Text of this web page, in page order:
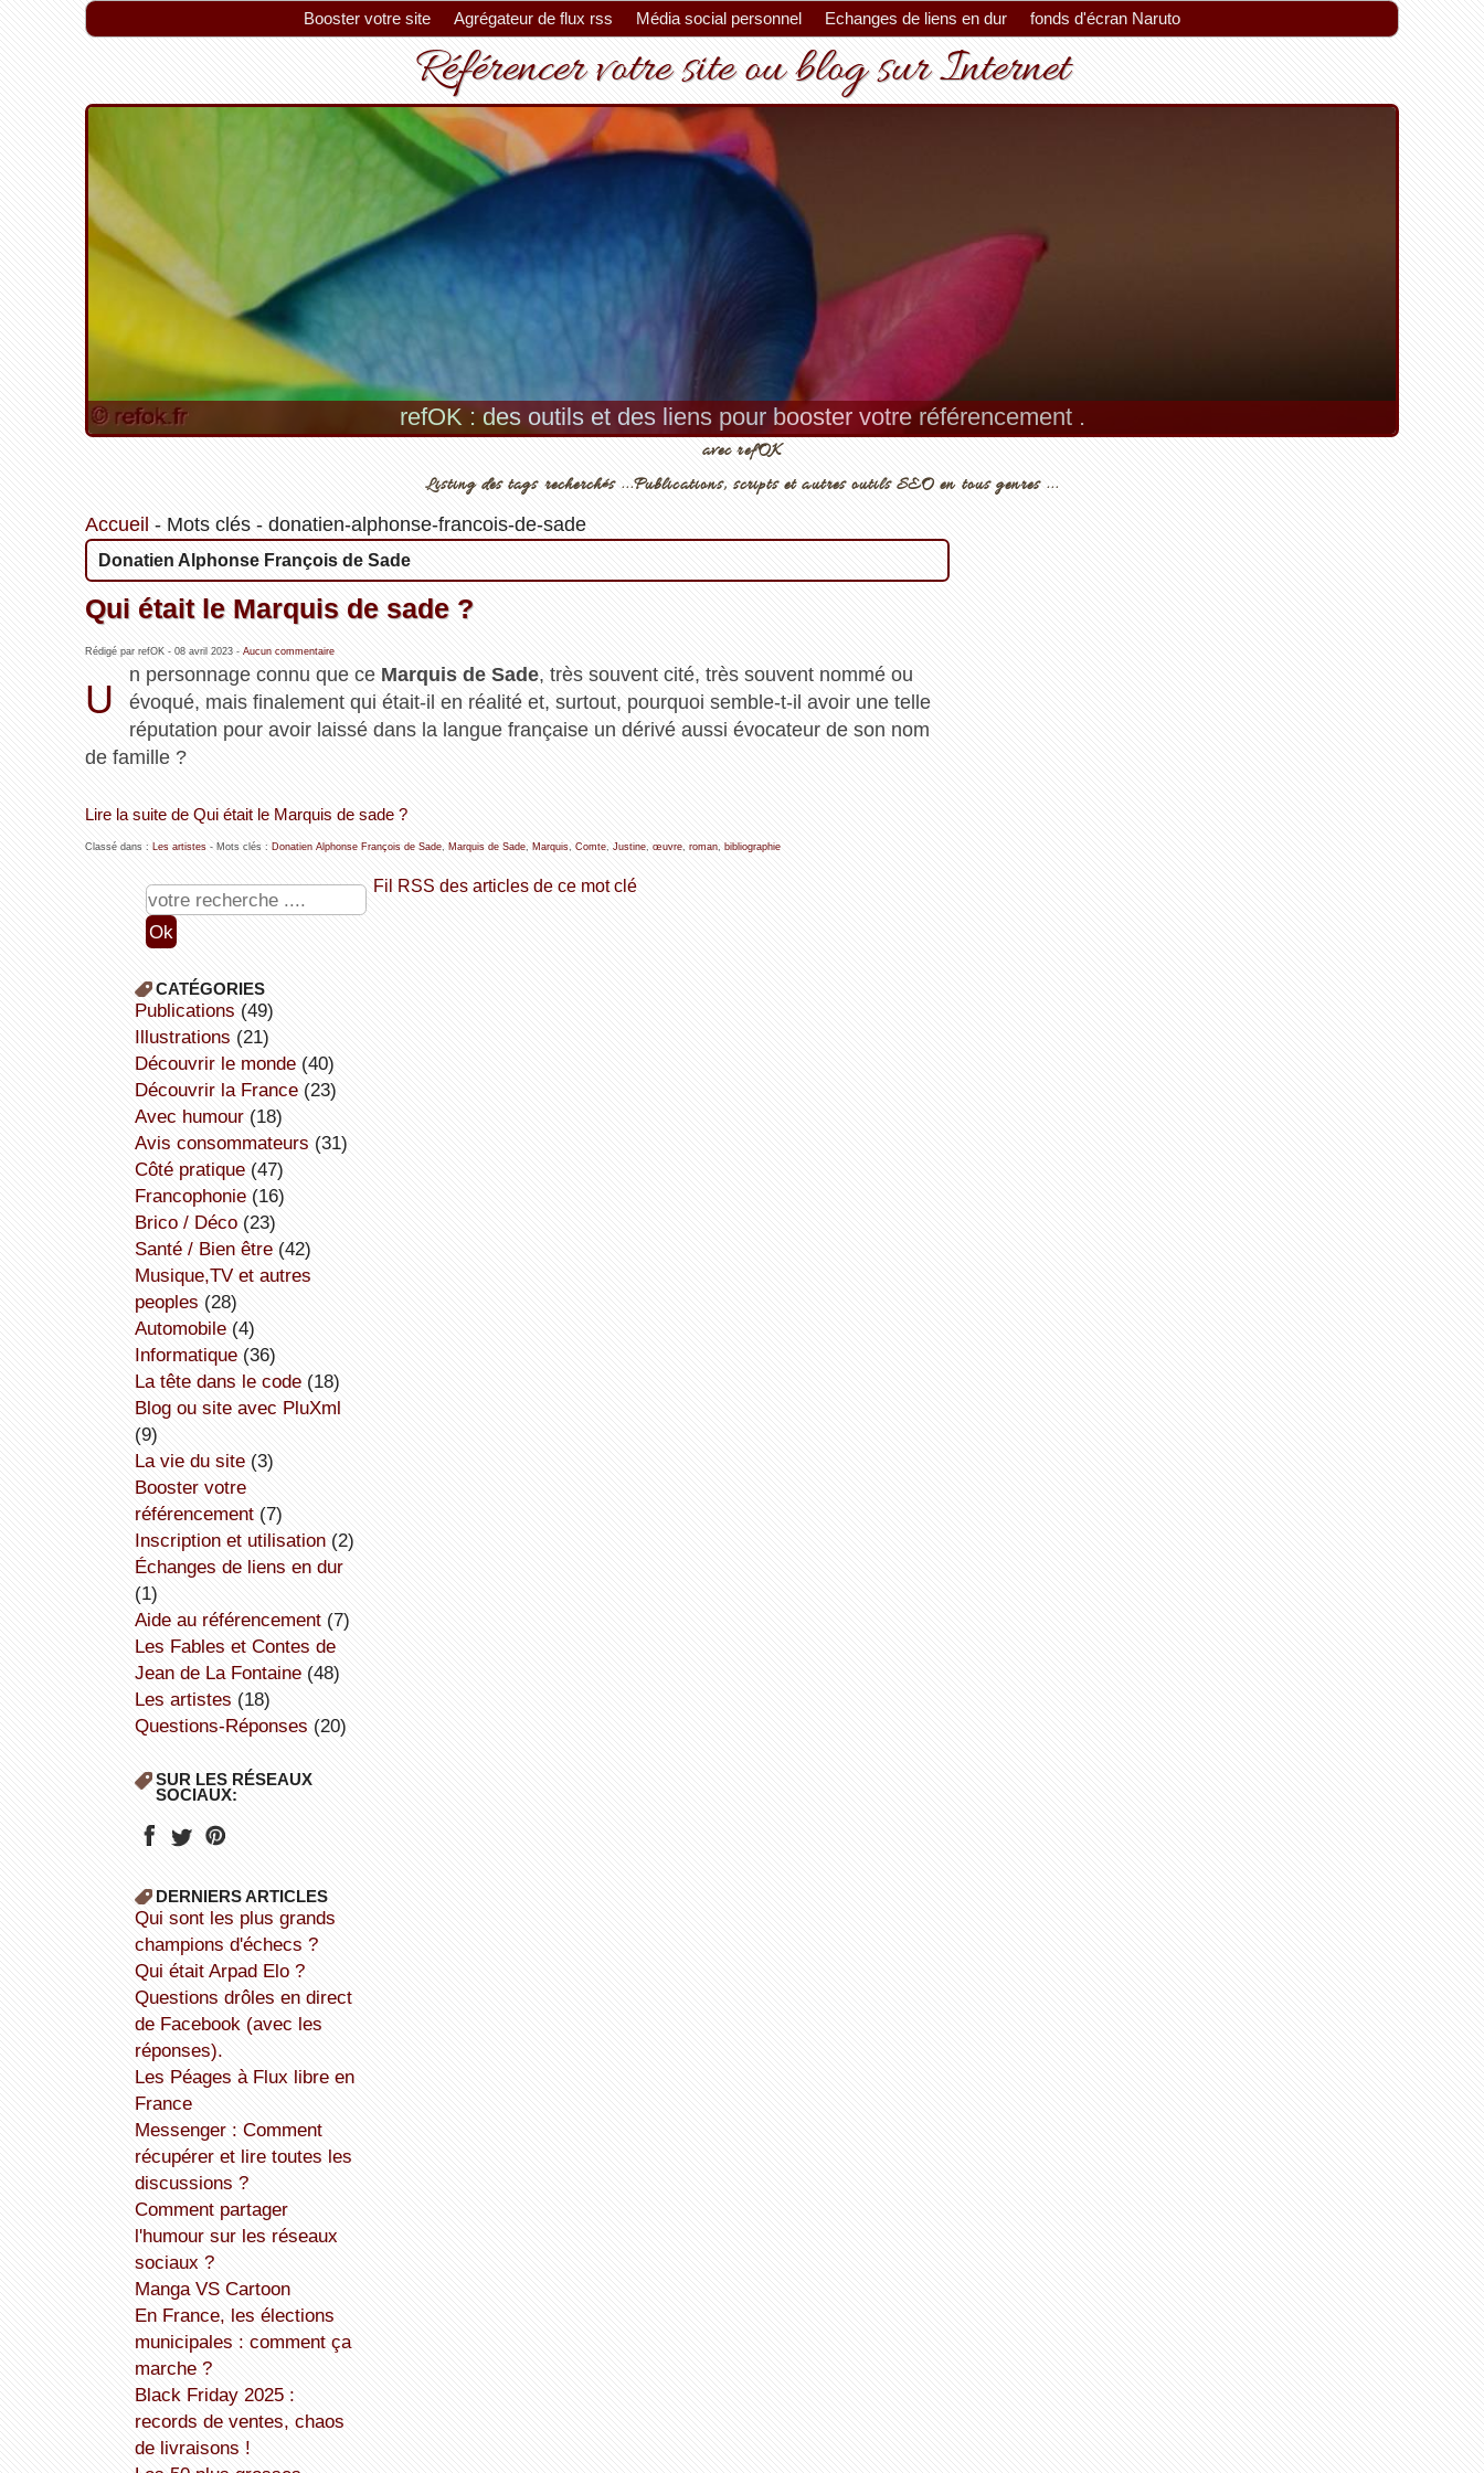
Booster votre site Agrégateur de flux rss Média social personnel Echanges de liens en dur fonds d'écran Naruto
Référencer votre site ou blog sur Internet
refOK : des outils et des liens pour booster votre référencement .
avec refOK
Listing des tags recherchés ...Publications, scripts et autres outils SEO en tous genres ...
Accueil - Mots clés- donatien-alphonse-francois-de-sade
Donatien Alphonse François de Sade
Qui était le Marquis de sade ?
Rédigé par refOK - 08 avril 2023- Aucun commentaire
U
n personnage connu que ce Marquis de Sade, très souvent cité, très souvent nommé ou
évoqué, mais finalement qui était-il en réalité et, surtout, pourquoi semble-t-il avoir une telle
réputation pour avoir laissé dans la langue française un dérivé aussi évocateur de son nom
de famille ?
Lire la suite de Qui était le Marquis de sade ?
Classé dans : Les artistes- Mots clés : Donatien Alphonse François de Sade, Marquis de Sade, Marquis, Comte, Justine, œuvre, roman, bibliographie
Fil RSS des articles de ce mot clé
CATÉGORIES
publications (49)
illustrations (21)
découvrir le monde(40)
découvrir la France(23)
avec humour(18)
avis consommateurs (31)
côté pratique(47)
Francophonie(16)
Brico / Déco(23)
Santé / Bien être(42)
Musique,TV et autres
peoples (28)
Automobile(4)
informatique(36)
la tête dans le code(18)
Blog ou site avec PluXml
(9)
la vie du site(3)
booster votre
référencement(7)
inscription et utilisation(2)
échanges de liens en dur
(1)
aide au référencement(7)
Les Fables et Contes de
Jean de La Fontaine(48)
Les artistes (18)
Questions-Réponses (20)
SUR LES RÉSEAUX
SOCIAUX:
DERNIERS ARTICLES
Qui sont les plus grands
champions d'échecs ?
Qui était Arpad Elo ?
Questions drôles en direct
de Facebook (avec les
réponses).
Les Péages à Flux libre en
France
Messenger : Comment
récupérer et lire toutes les
discussions ?
Comment partager
l'humour sur les réseaux
sociaux ?
Manga VS Cartoon
En France, les élections
municipales : comment ça
marche ?
Black Friday 2025 :
records de ventes, chaos
de livraisons !